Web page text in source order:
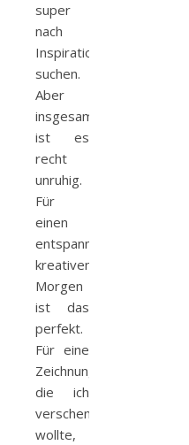
super
nach
Inspirationen
suchen.
Aber
insgesamt
ist es
recht
unruhig.
Für
einen
entspannten,
kreativen
Morgen
ist das
perfekt.
Für eine
Zeichnung,
die ich
verschenken
wollte,